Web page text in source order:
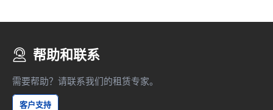
帮助和联系
需要帮助？请联系我们的租赁专家。
客户支持